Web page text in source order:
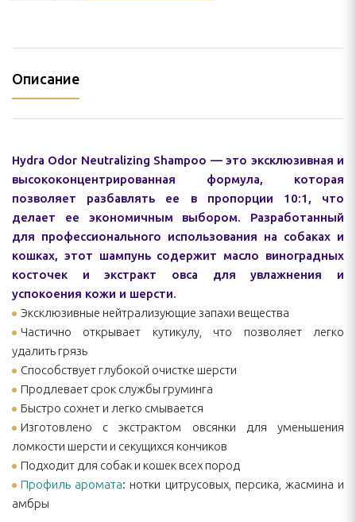
Описание
Hydra Odor Neutralizing Shampoo — это эксклюзивная и
высококонцентрированная формула, которая
позволяет разбавлять ее в пропорции 10:1, что
делает ее экономичным выбором. Разработанный
для профессионального использования на собаках и
кошках, этот шампунь содержит масло виноградных
косточек и экстракт овса для увлажнения и
успокоения кожи и шерсти.
Эксклюзивные нейтрализующие запахи вещества
Частично открывает кутикулу, что позволяет легко
удалить грязь
Способствует глубокой очистке шерсти
Продлевает срок службы груминга
Быстро сохнет и легко смывается
Изготовлено с экстрактом овсянки для уменьшения
ломкости шерсти и секущихся кончиков
Подходит для собак и кошек всех пород
Профиль аромата: нотки цитрусовых, персика, жасмина и
амбры